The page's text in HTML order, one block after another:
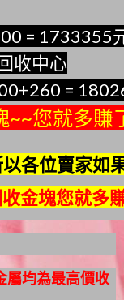
= 1733355
收中心
=
~~您就多賺
各位賣家如
收金塊您就多
屬均為最高價收